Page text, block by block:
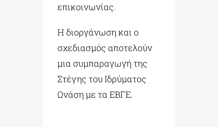
επικοινωνίας.
Η διοργάνωση και ο
σχεδιασμός αποτελούν
μια συμπαραγωγή της
Στέγης του Ιδρύματος
Ωνάση με τα ΕΒΓΕ.